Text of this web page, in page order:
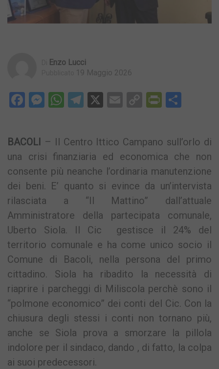
Enzo Lucci
19 Maggio 2026
Facebook
Messenger
WhatsApp
Telegram
X EmailCopy
BACOLI
– Il Centro Ittico Campano sull’orlo di
una crisi finanziaria ed economica che non
consente più neanche l’ordinaria manutenzione
dei beni. E’ quanto si evince da un’intervista
rilasciata a “Il Mattino” dall’attuale
Amministratore della partecipata comunale,
Uberto Siola. Il Cic gestisce il 24% del
territorio comunale e ha come unico socio il
Comune di Bacoli, nella persona del primo
cittadino. Siola ha ribadito la necessità di
riaprire i parcheggi di Miliscola perchè sono il
“polmone economico” dei conti del Cic. Con la
chiusura degli stessi i conti non tornano più,
anche se Siola prova a smorzare la pillola
indolore per il sindaco, dando , di fatto, la colpa
ai suoi predecessori.